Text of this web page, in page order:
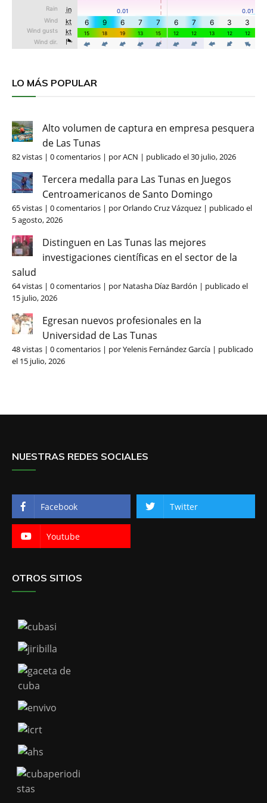
LO MÁS POPULAR
Alto volumen de captura en empresa pesquera
de Las Tunas
82 vistas | 0 comentarios | porACN | publicado el 30 julio, 2026
Tercera medalla para Las Tunas en Juegos
Centroamericanos de Santo Domingo
65 vistas | 0 comentarios | porOrlando Cruz Vázquez | publicado el
5 agosto, 2026
Distinguen en Las Tunas las mejores
investigaciones científicas en el sector de la
salud
64 vistas | 0 comentarios | por Natasha Díaz Bardón | publicado el
15 julio, 2026
Egresan nuevos profesionales en la
Universidad de Las Tunas
48 vistas | 0 comentarios | porYelenis Fernández García | publicado
el 15 julio, 2026
NUESTRAS REDES SOCIALES
Facebook Twitter
Youtube
OTROS SITIOS